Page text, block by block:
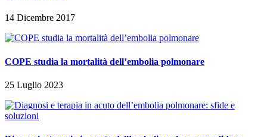
14 Dicembre 2017
COPE studia la mortalità dell’embolia polmonare
25 Luglio 2023